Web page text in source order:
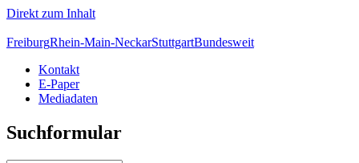
Direkt zum Inhalt
FreiburgRhein-Main-NeckarStuttgartBundesweit
Kontakt
E-Paper
Mediadaten
Suchformular